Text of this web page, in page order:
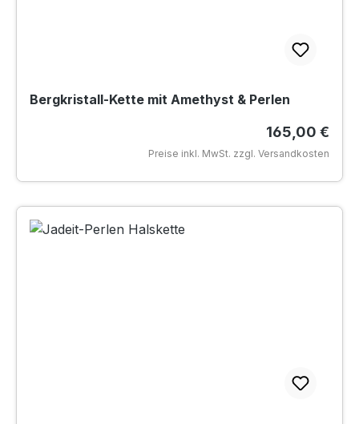
Bergkristall-Kette mit Amethyst & Perlen
Regulärer
165,00 €
Preise inkl. MwSt. zzgl. Versandkosten